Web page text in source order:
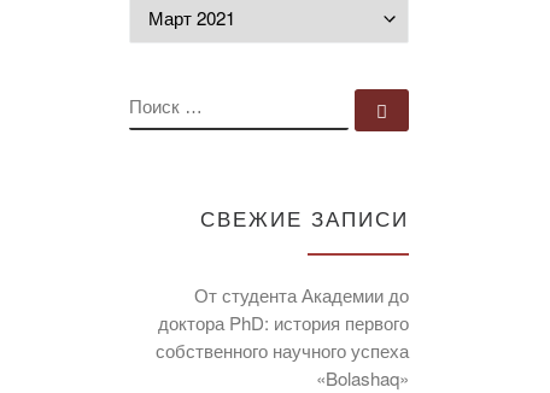
ПОИСК
СВЕЖИЕ ЗАПИСИ
От студента Академии до
доктора PhD: история первого
собственного научного успеха
«Bolashaq»